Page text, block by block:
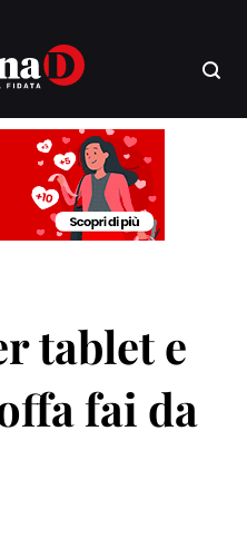
tablet e
fai da